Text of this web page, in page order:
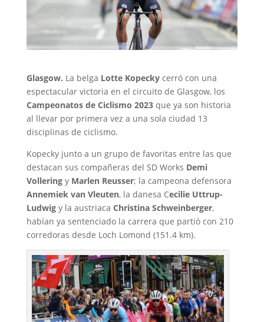
Glasgow. La belga Lotte Kopeckycerró con una
espectacular victoria en el circuito de Glasgow, los
Campeonatos de Ciclismo 2023que ya son historia
al llevar por primera vez a una sola ciudad 13
disciplinas de ciclismo.
Kopecky junto a un grupo de favoritas entre las que
destacan sus compañeras del SD Works Demi
Volleringy Marlen Reusser; la campeona defensora
Annemiek van Vleuten, la danesa Cecilie Uttrup-
Ludwigy la austriaca Christina Schweinberger,
habían ya sentenciado la carrera que partió con 210
corredoras desde Loch Lomond (151.4 km).